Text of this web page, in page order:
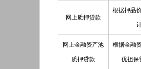
网上质押贷款
根据押品
网上金融资产池
质押贷款
根据金融
优担保